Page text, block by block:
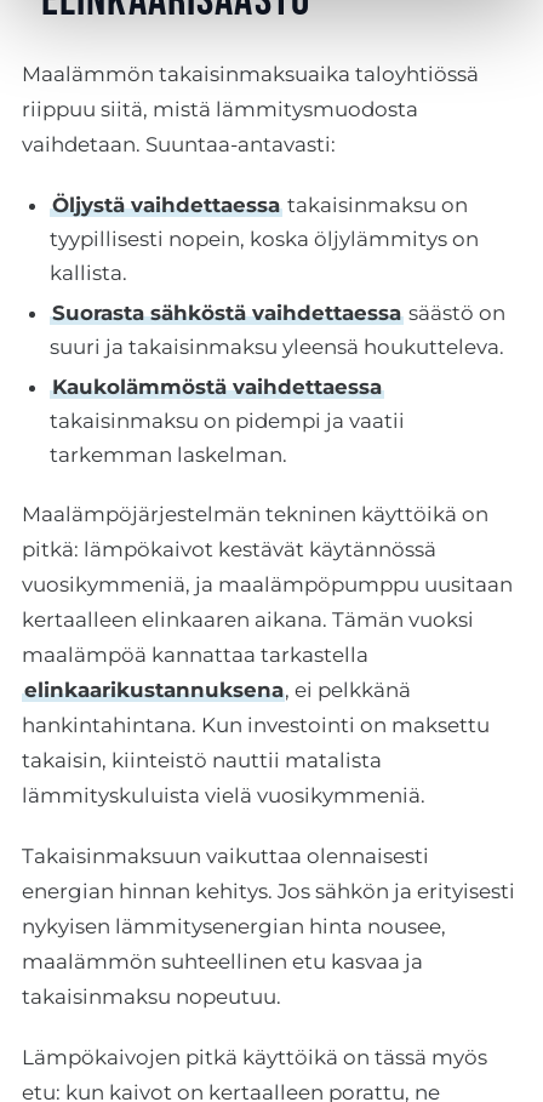
Maalämmön takaisinmaksuaika taloyhtiössä
riippuu siitä, mistä lämmitysmuodosta
vaihdetaan. Suuntaa-antavasti:
Öljystä vaihdettaessatakaisinmaksu on
tyypillisesti nopein, koska öljylämmitys on
kallista.
Suorasta sähköstä vaihdettaessasäästö on
suuri ja takaisinmaksu yleensä houkutteleva.
Kaukolämmöstä vaihdettaessa
takaisinmaksu on pidempi ja vaatii
tarkemman laskelman.
Maalämpöjärjestelmän tekninen käyttöikä on
pitkä: lämpökaivot kestävät käytännössä
vuosikymmeniä, ja maalämpöpumppu uusitaan
kertaalleen elinkaaren aikana. Tämän vuoksi
maalämpöä kannattaa tarkastella
elinkaarikustannuksena, ei pelkkänä
hankintahintana. Kun investointi on maksettu
takaisin, kiinteistö nauttii matalista
lämmityskuluista vielä vuosikymmeniä.
Takaisinmaksuun vaikuttaa olennaisesti
energian hinnan kehitys. Jos sähkön ja erityisesti
nykyisen lämmitysenergian hinta nousee,
maalämmön suhteellinen etu kasvaa ja
takaisinmaksu nopeutuu.
Lämpökaivojen pitkä käyttöikä on tässä myös
etu: kun kaivot on kertaalleen porattu, ne